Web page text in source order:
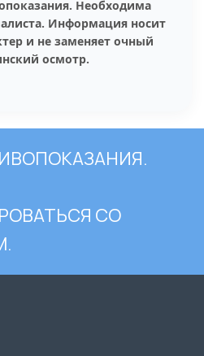
Необходима
Информация носит
и не заменяет очный
осмотр.
СО